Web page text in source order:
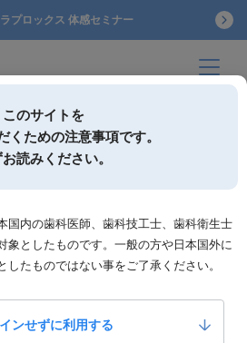
プロックス 体感セミナー
お気に入り
」の検索結果
法」の検索結果
このサイトを
くための注意事項です。
読みください。
国内の歯科医師、歯科技工士、歯科衛生士
象としたものです。一般の方や日本国外に
したものではない事をご了承ください。
ンせずに利用する